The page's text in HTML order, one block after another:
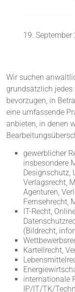
19. September
Wir suchen
grundsätzlich jedes
bevorzugen, in
eine umfassende
anbieten, in denen
gewerblicher
insbesondere
Designschutz,
Verlagsrecht,
Agenturen,
Fernsehrecht,
IT-Recht,
(Bildrecht,
Kartellrecht,
internationale
IP/IT/TK/